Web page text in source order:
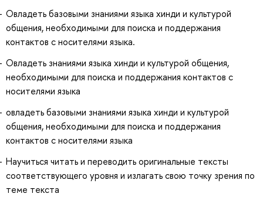
Овладеть базовыми знаниями языка хинди и культурой
общения, необходимыми для поиска и поддержания
контактов с носителями языка.
Овладеть знаниями языка хинди и культурой общения,
необходимыми для поиска и поддержания контактов с
носителями языка
овладеть базовыми знаниями языка хинди и культурой
общения, необходимыми для поиска и поддержания
контактов с носителями языка
Научиться читать и переводить оригинальные тексты
соответствующего уровня и излагать свою точку зрения по
теме текста